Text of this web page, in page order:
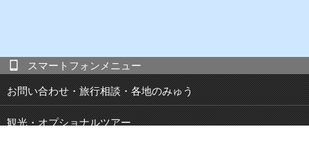
スマートフォンメニュー
お問い合わせ・旅行相談・各地のみゅう
観光・オプショナルツアー